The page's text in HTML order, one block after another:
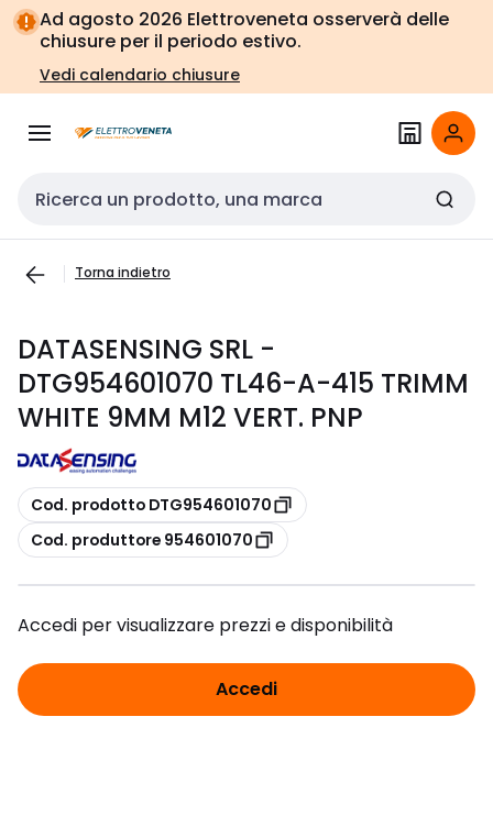
Vai alla
navigazione
Vai
alla
pagina
Ad agosto 2026 Elettroveneta osserverà delle
chiusure per il periodo estivo.
Vedi calendario chiusure
Cerca input
Torna indietro
DATASENSING SRL -
DTG954601070 TL46-A-415 TRIMM
WHITE 9MM M12 VERT. PNP
copia
Cod. prodotto DTG954601070
copia
Cod. produttore 954601070
Accedi per visualizzare prezzi e disponibilità
Accedi